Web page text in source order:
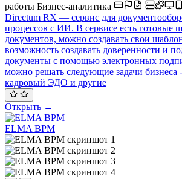
работы Бизнес-аналитика
Directum RX — сервис для
процессов с ИИ. В сервисе есть готовые
документов, можно создавать свои
возможность создавать доверенности и
документы с помощью электронных
можно решать следующие задачи бизнеса
кадровый ЭДО и другие
Открыть →
ELMA BPM